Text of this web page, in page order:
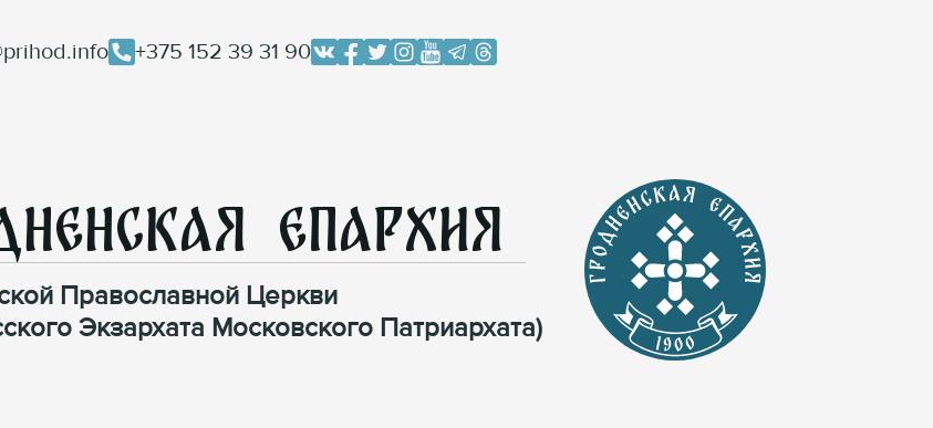
+375 152 39 31 90
Епархия
Православной Церкви
Экзархата Московского Патриархата)